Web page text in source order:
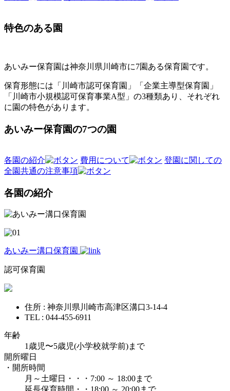
特色のある園
あいみー保育園は神奈川県川崎市に7園ある保育園です。
保育形態には「川崎市認可保育園」「企業主導型保育園」
「川崎市小規模認可保育事業A型」の3種類あり、それぞれ
に園の特色があります。
あいみー保育園の7つの園
各園の紹介 費用について
登園に関しての
全園共通の注意事項
各園の紹介
あいみー溝口保育園
認可保育園
住所 : 神奈川県川崎市高津区溝口3-14-4
TEL : 044-455-6911
年齢
1歳児〜5歳児(小学校就学前)まで
開所曜日
・開所時間
月～土曜日・・・7:00 ～ 18:00まで